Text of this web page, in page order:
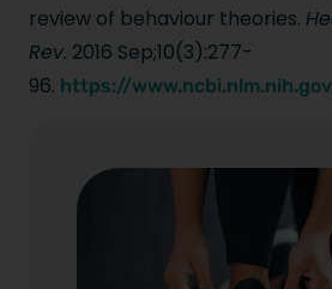
review of behaviour theories.
Rev. 2016 Sep;10(3):277-
96. https://